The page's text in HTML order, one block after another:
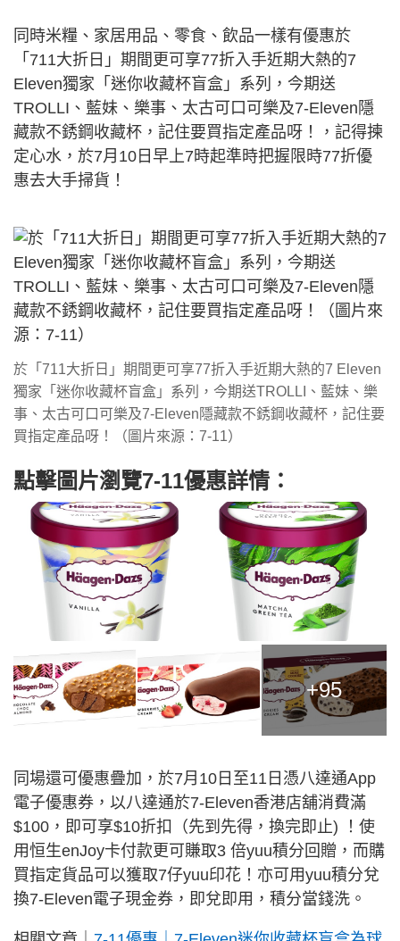
同時米糧、家居用品、零食、飲品一樣有優惠於
「711大折日」期間更可享77折入手近期大熱的7
Eleven獨家「迷你收藏杯盲盒」系列，今期送
TROLLI、藍妹、樂事、太古可口可樂及7-Eleven隱
藏款不銹鋼收藏杯，記住要買指定產品呀！，記得揀
定心水，於7月10日早上7時起準時把握限時77折優
惠去大手掃貨！
於「711大折日」期間更可享77折入手近期大熱的7 Eleven
獨家「迷你收藏杯盲盒」系列，今期送TROLLI、藍妹、樂
事、太古可口可樂及7-Eleven隱藏款不銹鋼收藏杯，記住要
買指定產品呀！（圖片來源：7-11）
點擊圖片瀏覽7-11優惠詳情：
+95
同場還可優惠疊加，於7月10日至11日憑八達通App
電子優惠券，以八達通於7-Eleven香港店舖消費滿
$100，即可享$10折扣（先到先得，換完即止) ！使
用恒生enJoy卡付款更可賺取3 倍yuu積分回贈，而購
買指定貨品可以獲取7仔yuu印花！亦可用yuu積分兌
換7-Eleven電子現金券，即兌即用，積分當錢洗。